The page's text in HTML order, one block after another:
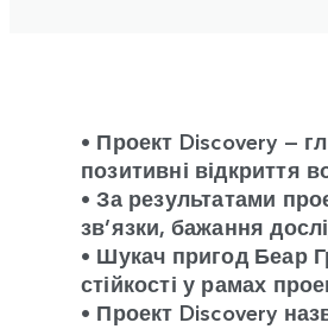
• Проект Discovery —
позитивні відкриття
• За результатами
зв’язки, бажання
• Шукач пригод Беар
стійкості у рамах
• Проект Discovery